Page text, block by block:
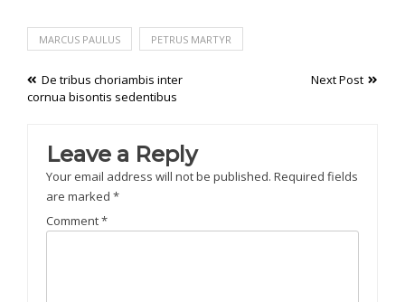
MARCUS PAULUS PETRUS MARTYR
Post
De tribus choriambis inter
cornua bisontis sedentibus
Next Post
Leave a Reply
Your email address will not be published. Required fields
are marked *
Comment*